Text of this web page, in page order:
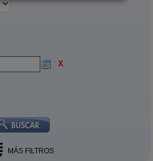
X
MÁS FILTROS